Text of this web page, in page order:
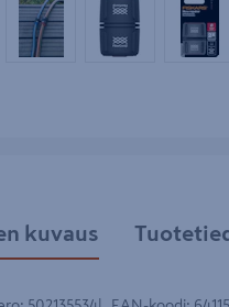
1
Tuotekuva 2Tuotekuva 3
kuvaus